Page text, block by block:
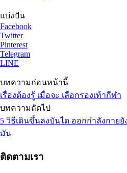
แบ่งปัน
Facebook
Twitter
Pinterest
Telegram
LINE
บทความก่อนหน้านี้
เรื่องต้องรู้ เมื่อจะ เลือกรองเท้ากีฬา
บทความถัดไป
5 วิธีเดินขึ้นลงบันได ออกกำลังกาย
มัน
ติดตามเรา